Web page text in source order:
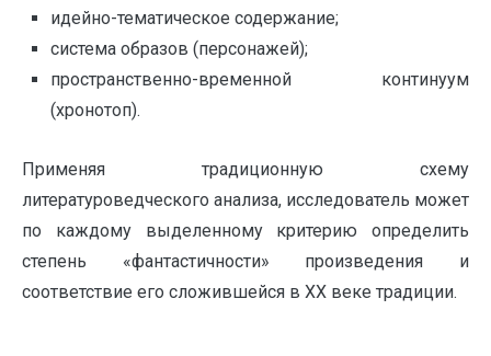
идейно-тематическое содержание;
система образов (персонажей);
пространственно-временной континуум
(хронотоп).
Применяя традиционную схему
литературоведческого анализа, исследователь может
по каждому выделенному критерию определить
степень «фантастичности» произведения и
соответствие его сложившейся в ХХ веке традиции.